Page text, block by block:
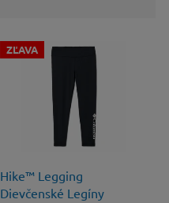
ZĽAVA
Hike™ Legging
Dievčenské Legíny